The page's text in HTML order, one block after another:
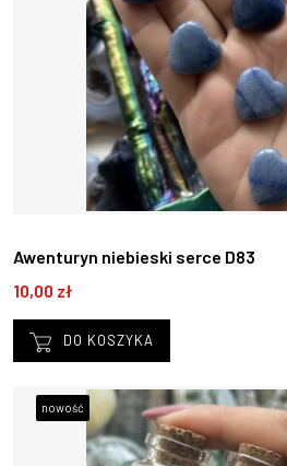
Awenturyn niebieski serce D83
10,00 zł
DO KOSZYKA
nowość